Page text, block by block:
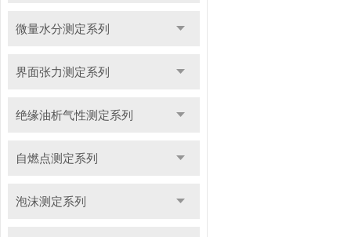
微量水分测定系列
界面张力测定系列
绝缘油析气性测定系列
自燃点测定系列
泡沫测定系列